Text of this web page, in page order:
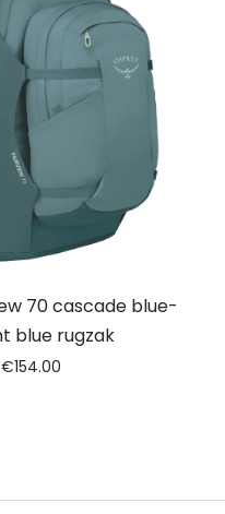
70 cascade blue-
blue rugzak
€154.00